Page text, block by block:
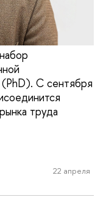
С сентября
труда
22 апреля